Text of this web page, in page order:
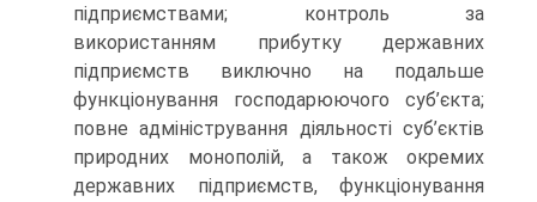
підприємствами; контроль за
використанням прибутку державних
підприємств виключно на подальше
функціонування господарюючого суб’єкта;
повне адміністрування діяльності суб’єктів
природних монополій, а також окремих
державних підприємств, функціонування